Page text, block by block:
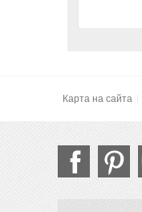
Карта на сайта